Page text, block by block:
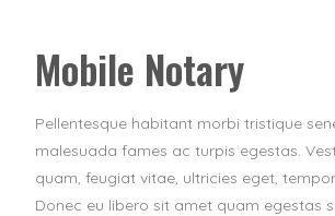
Mobile Notary
Pellentesque habitant morbi tristique
malesuada fames ac turpis egestas.
quam, feugiat vitae, ultricies eget,
Donec eu libero sit amet quam egestas